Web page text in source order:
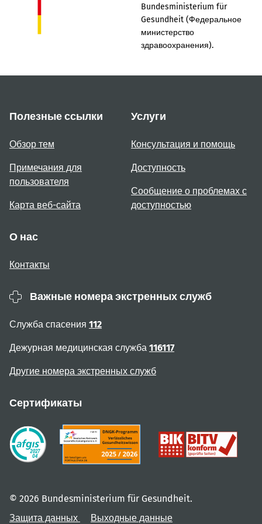
Bundesministerium für
Gesundheit (Федеральное
министерство
здравоохранения).
Полезные ссылки
Обзор тем
Примечания для
пользователя
Карта веб-сайта
Услуги
Консультация и помощь
Доступность
Сообщение о проблемах с
доступностью
О нас
Контакты
Важные номера экстренных служб
Служба спасения 112
Дежурная медицинская служба 116117
Другие номера экстренных служб
Сертификаты
© 2026 Bundesministerium für Gesundheit.
Защита данных
Выходные данные